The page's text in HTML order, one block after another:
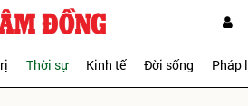
Thời sự Kinh tế Đời sống Pháp